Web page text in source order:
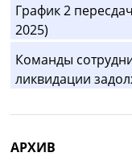
График 2
2025)
Команды
ликвидации
АРХИВ